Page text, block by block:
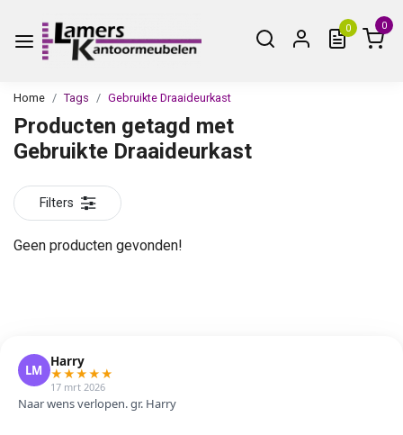
0 0
Home Tags Gebruikte Draaideurkast
Producten getagd met
Gebruikte Draaideurkast
Filters
Geen producten gevonden!
LM
Harry
★★★★★
17 mrt 2026
Naar wens verlopen. gr. Harry